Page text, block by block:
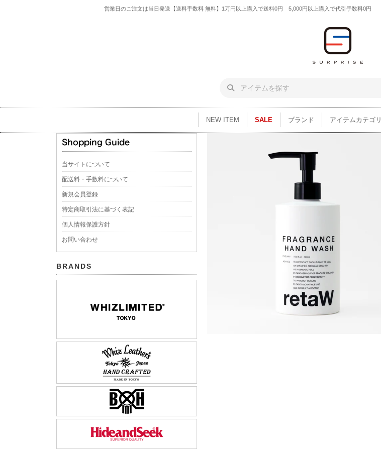
営業日のご注文は当日発送【送料手数料 無料】1万円以上購入で送料0円 5,000円以上購入で代引手数料0円
NEW ITEM SALE ブランド アイテムカテゴリ
当サイトについて
配送料・手数料について
新規会員登録
特定商取引法に基づく表記
個人情報保護方針
お問い合わせ
BRANDS